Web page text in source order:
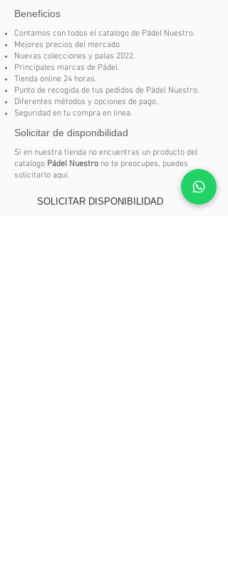
golpeo
Acabado mate:Diseño moderno y
elegante
Peso liviano (340-360g):
movilidad y control en la pista
Beneficios
Contamos con todos el catalogo de Pádel Nuestro.
Mejores precios del mercado
Nuevas colecciones y palas 2022.
Principales marcas de Pádel.
Tienda online 24 horas.
Punto de recogida de tus pedidos de Pádel Nuestro.
Diferentes métodos y opciones de pago.
Seguridad en tu compra en línea.
Solicitar de disponibilidad
Si en nuestra tienda no encuentras un producto del
catalogo Pádel Nuestro no te preocupes, puedes
solicitarlo aquí.
SOLICITAR DISPONIBILIDAD